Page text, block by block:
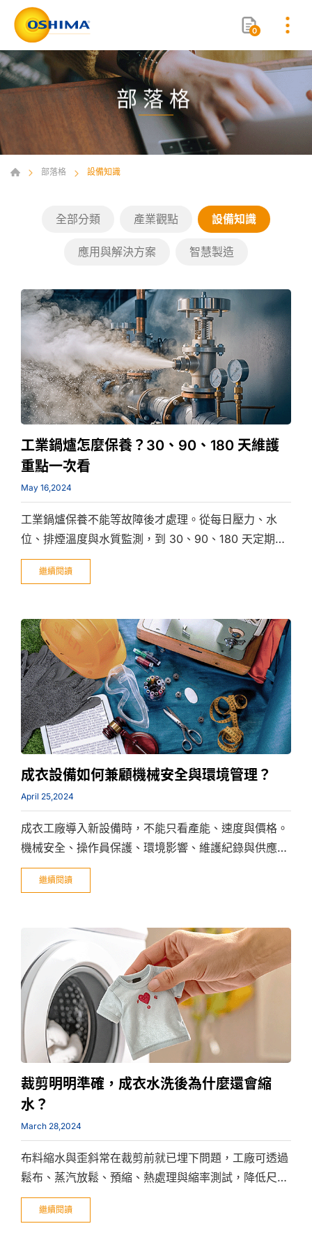
0
部落格
部落格 設備知識
全部分類 產業觀點 設備知識
應用與解決方案 智慧製造
工業鍋爐怎麼保養？30、90、180 天維護
重點一次看
May 16,2024
工業鍋爐保養不能等故障後才處理。從每日壓力、水
位、排煙溫度與水質監測，到 30、90、180 天定期保
養，工廠才能降低突發停機、燃料浪費與安全風險，讓
蒸汽與熱水供應長期保持穩定。
繼續閱讀
成衣設備如何兼顧機械安全與環境管理？
April 25,2024
成衣工廠導入新設備時，不能只看產能、速度與價格。
機械安全、操作員保護、環境影響、維護紀錄與供應商
支援，都會影響設備能否長期穩定使用，也關係到品牌
驗廠、客戶信任與工廠合規能力。
繼續閱讀
裁剪明明準確，成衣水洗後為什麼還會縮
水？
March 28,2024
布料縮水與歪斜常在裁剪前就已埋下問題，工廠可透過
鬆布、蒸汽放鬆、預縮、熱處理與縮率測試，降低尺寸
誤差、車縫扭曲與洗後變形風險。
繼續閱讀